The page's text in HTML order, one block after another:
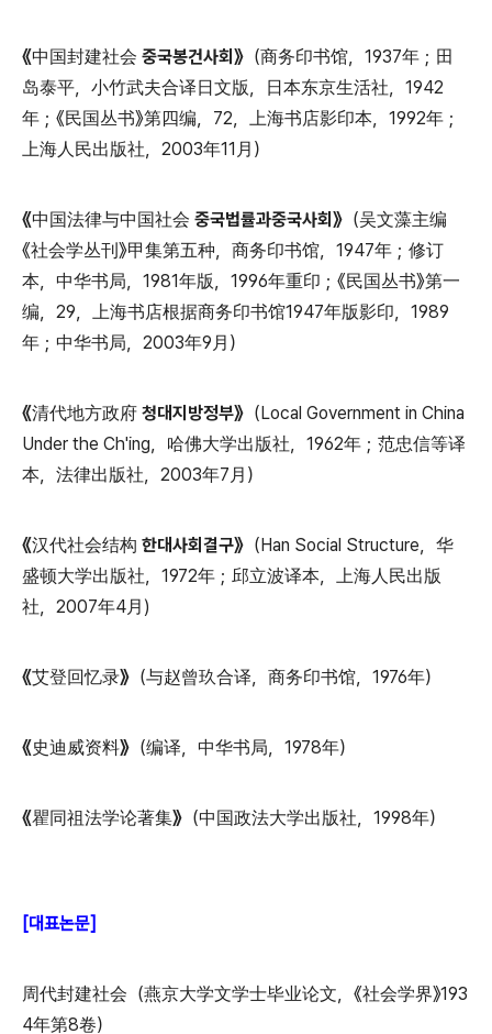
《中国封建社会 중국봉건사회》 （商务印书馆，1937年；田
岛泰平，小竹武夫合译日文版，日本东京生活社，1942
年；《民国丛书》第四编，72，上海书店影印本，1992年；
上海人民出版社，2003年11月）
《中国法律与中国社会 중국법률과중국사회》 （吴文藻主编
《社会学丛刊》甲集第五种，商务印书馆，1947年；修订
本，中华书局，1981年版，1996年重印；《民国丛书》第一
编，29，上海书店根据商务印书馆1947年版影印，1989
年；中华书局，2003年9月）
《清代地方政府 청대지방정부》 （Local Government in China
Under the Ch'ing，哈佛大学出版社，1962年；范忠信等译
本，法律出版社，2003年7月）
《汉代社会结构 한대사회결구》 （Han Social Structure，华
盛顿大学出版社，1972年；邱立波译本，上海人民出版
社，2007年4月)
《艾登回忆录》 （与赵曾玖合译，商务印书馆，1976年）
《史迪威资料》 （编译，中华书局，1978年）
《瞿同祖法学论著集》 （中国政法大学出版社，1998年）
[대표논문]
周代封建社会（燕京大学文学士毕业论文，《社会学界》193
4年第8卷）